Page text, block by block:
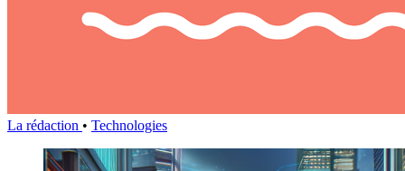
La rédaction • Technologies